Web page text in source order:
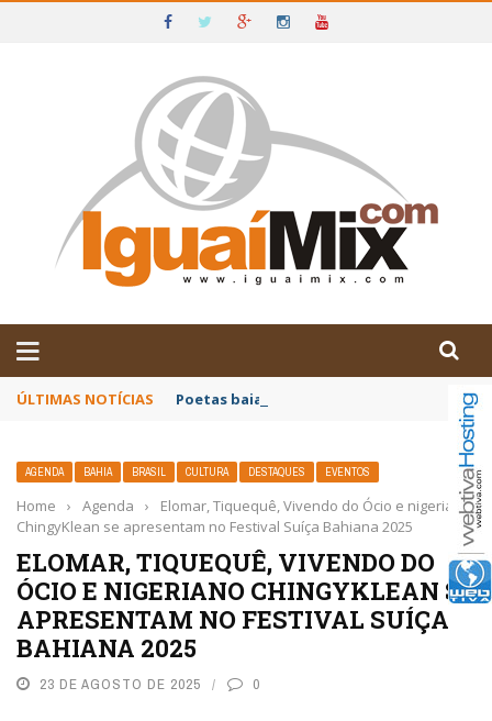
IGUAÍ E SUDOESTE DA BAHIA
ÚLTIMAS NOTÍCIAS Poetas baianos representam o Brasil no
AGENDA BAHIA BRASIL CULTURA DESTAQUES EVENTOS
Home › Agenda ›
Elomar, Tiquequê, Vivendo do Ócio e nigeriano
ChingyKlean se apresentam no Festival Suíça Bahiana 2025
ELOMAR, TIQUEQUÊ, VIVENDO DO
ÓCIO E NIGERIANO CHINGYKLEAN SE
APRESENTAM NO FESTIVAL SUÍÇA
BAHIANA 2025
23 DE AGOSTO DE 2025 0